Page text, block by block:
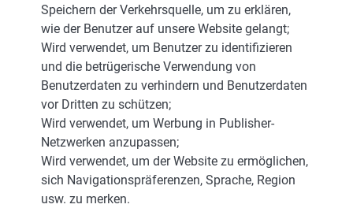
Speichern der Verkehrsquelle, um zu erklären,
wie der Benutzer auf unsere Website gelangt;
Wird verwendet, um Benutzer zu identifizieren
und die betrügerische Verwendung von
Benutzerdaten zu verhindern und Benutzerdaten
vor Dritten zu schützen;
Wird verwendet, um Werbung in Publisher-
Netzwerken anzupassen;
Wird verwendet, um der Website zu ermöglichen,
sich Navigationspräferenzen, Sprache, Region
usw. zu merken.